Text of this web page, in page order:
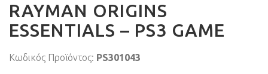
RAYMAN ORIGINS
ESSENTIALS – PS3 GAME
Κωδικός Προϊόντος: PS301043